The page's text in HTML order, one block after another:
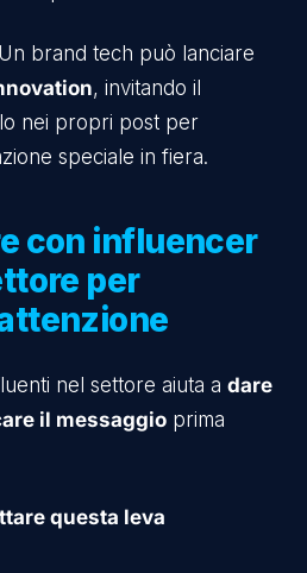
Un brand tech può lanciare
, invitando il
nei propri post per
speciale in fiera.
con influencer
per
nel settore aiuta a dare
il messaggio prima
questa leva